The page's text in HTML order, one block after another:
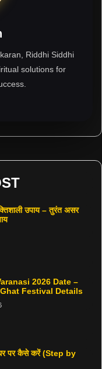
Riddhi Siddhi
solutions for
उपाय – तुरंत असर
2026 Date –
Festival Details
घर पर कैसे करें (Step by